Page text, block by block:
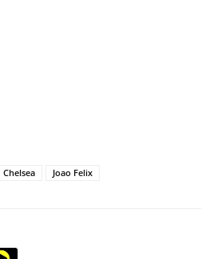
Chelsea Joao Felix